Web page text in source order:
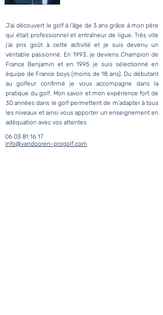
J’ai découvert le golf à l’âge de 3 ans grâce à mon père
qui était professionnel et entraîneur de ligue. Très vite
j’ai pris goût à cette activité et je suis devenu un
véritable passionné. En 1993, je deviens Champion de
France Benjamin et en 1995 je suis sélectionné en
équipe de France boys (moins de 18 ans). Du débutant
au golfeur confirmé je vous accompagne dans la
pratique du golf. Mon savoir et mon expérience fort de
30 années dans le golf permettent de m’adapter à tous
les niveaux et ainsi vous apporter un enseignement en
adéquation avec vos attentes
06 03 81 16 17
info@vandooren-progolf.com